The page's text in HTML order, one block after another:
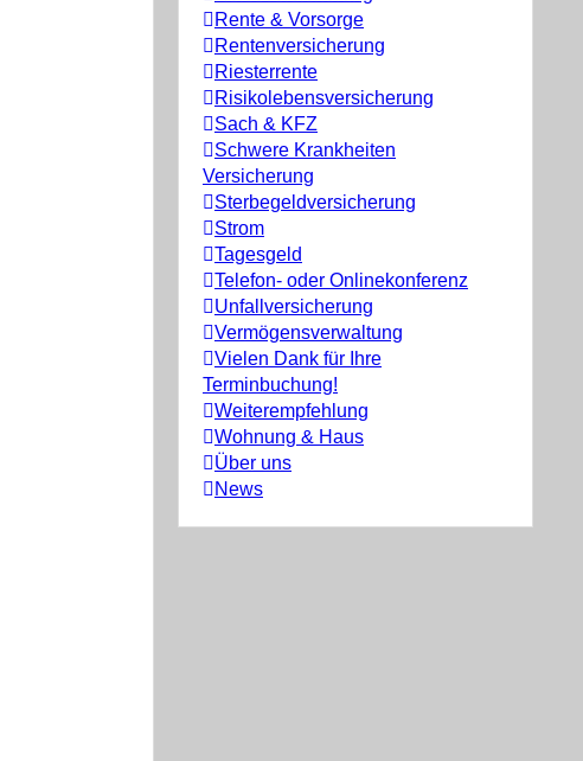
Rente & Vorsorge
Rentenversicherung
Riesterrente
Risikolebensversicherung
Sach & KFZ
Schwere Krankheiten
Versicherung
Sterbegeldversicherung
Strom
Tagesgeld
Telefon- oder Onlinekonferenz
Unfallversicherung
Vermögensverwaltung
Vielen Dank für Ihre
Terminbuchung!
Weiterempfehlung
Wohnung & Haus
Über uns
News